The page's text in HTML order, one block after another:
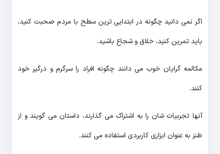
اگر نمی دانید چگونه در ابتدایی ترین سطح با مردم صحبت کنید،
باید تمرین کنید، خلاق و شجاع باشید.
مکالمه گرایان خوب می دانند چگونه افراد را سرگرم و درگیر خود
کنند.
آنها تجربیات شان را به اشتراک می گذارند، داستان می گویند و از
طنز به عنوان ابزاری کاربردی استفاده می کنند.